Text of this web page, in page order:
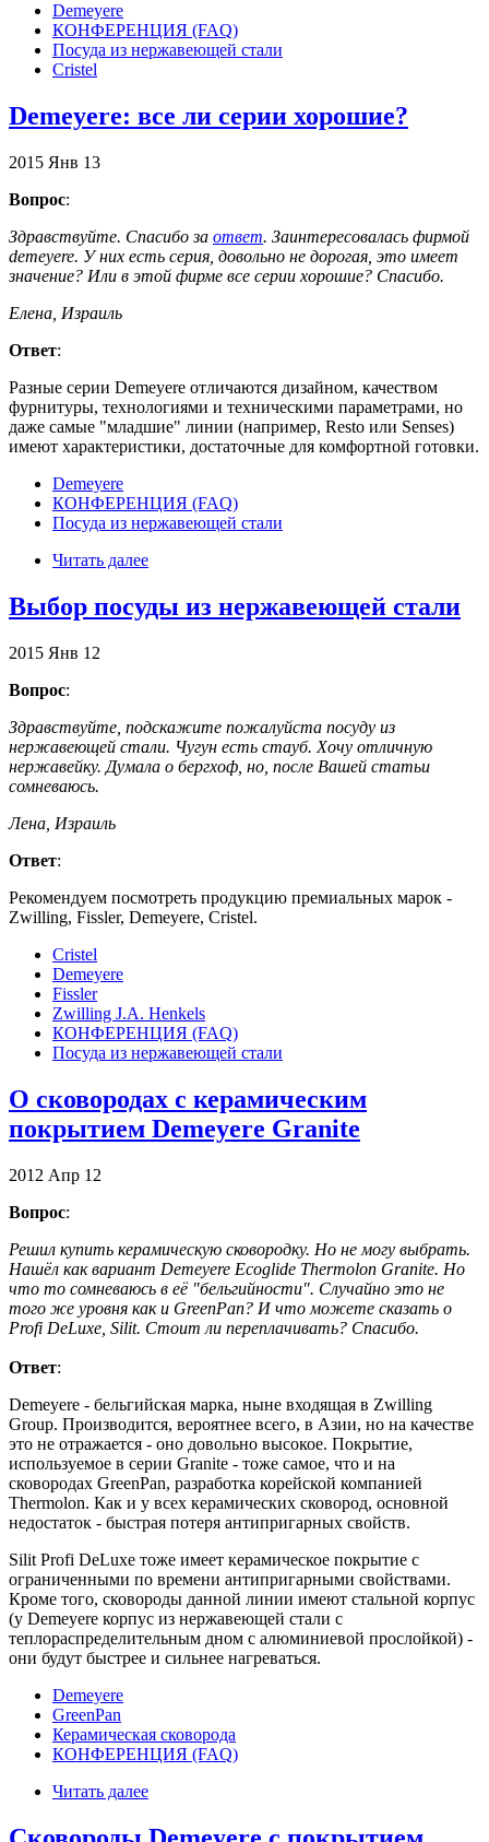
Demeyere
КОНФЕРЕНЦИЯ (FAQ)
Посуда из нержавеющей стали
Сristel
Demeyere: все ли серии хорошие?
2015 Янв 13
Вопрос:
Здравствуйте. Спасибо за ответ. Заинтересовалась фирмой
demeyere. У них есть серия, довольно не дорогая, это имеет
значение? Или в этой фирме все серии хорошие? Спасибо.
Елена, Израиль
Ответ:
Разные серии Demeyere отличаются дизайном, качеством
фурнитуры, технологиями и техническими параметрами, но
даже самые "младшие" линии (например, Resto или Senses)
имеют характеристики, достаточные для комфортной готовки.
Demeyere
КОНФЕРЕНЦИЯ (FAQ)
Посуда из нержавеющей стали
Читать далее
Выбор посуды из нержавеющей стали
2015 Янв 12
Вопрос:
Здравствуйте, подскажите пожалуйста посуду из
нержавеющей стали. Чугун есть стауб. Хочу отличную
нержавейку. Думала о бергхоф, но, после Вашей статьи
сомневаюсь.
Лена, Израиль
Ответ:
Рекомендуем посмотреть продукцию премиальных марок -
Zwilling, Fissler, Demeyere, Cristel.
Cristel
Demeyere
Fissler
Zwilling J.A. Henkels
КОНФЕРЕНЦИЯ (FAQ)
Посуда из нержавеющей стали
О сковородах с керамическим
покрытием Demeyere Granite
2012 Апр 12
Вопрос:
Решил купить керамическую сковородку. Но не могу выбрать.
Нашёл как вариант Demeyere Ecoglidе Thermolon Granite. Но
что то сомневаюсь в её "бельгийности". Случайно это не
того же уровня как и GreenPan? И что можете сказать о
Profi DeLuxe, Silit. Стоит ли переплачивать? Спасибо.
Ответ:
Demeyere - бельгийская марка, ныне входящая в Zwilling
Group. Производится, вероятнее всего, в Азии, но на качестве
это не отражается - оно довольно высокое. Покрытие,
используемое в серии Granite - тоже самое, что и на
сковородах GreenPan, разработка корейской компанией
Thermolon. Как и у всех керамических сковород, основной
недостаток - быстрая потеря антипригарных свойств.
Silit Profi DeLuxe тоже имеет керамическое покрытие с
ограниченными по времени антипригарными свойствами.
Кроме того, сковороды данной линии имеют стальной корпус
(у Demeyere корпус из нержавеющей стали с
теплораспределительным дном с алюминиевой прослойкой) -
они будут быстрее и сильнее нагреваться.
Demeyere
GreenPan
Керамическая сковорода
КОНФЕРЕНЦИЯ (FAQ)
Читать далее